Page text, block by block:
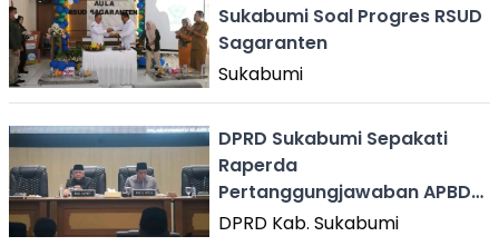
Sukabumi Soal Progres RSUD
Sagaranten
Sukabumi
DPRD Sukabumi Sepakati
Raperda
Pertanggungjawaban APBD
2022 Dibahas Lebih Lanjut
DPRD Kab. Sukabumi